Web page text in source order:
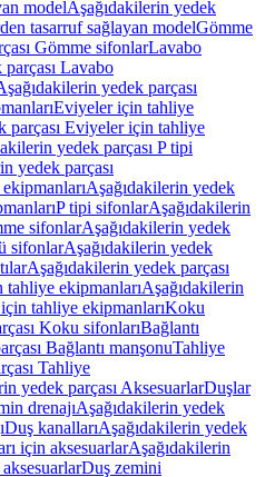
modelAşağıdakilerin yedek
tasarruf sağlayan modelGömme
Gömme sifonlarLavabo
Lavabo
yedek parçası
Eviyeler için tahliye
parçası Eviyeler için tahliye
yedek parçası P tipi
yedek parçası
Aşağıdakilerin yedek
P tipi sifonlarAşağıdakilerin
sifonlarAşağıdakilerin yedek
sifonlarAşağıdakilerin yedek
Aşağıdakilerin yedek parçası
tahliye ekipmanlarıAşağıdakilerin
tahliye ekipmanlarıKoku
Koku sifonlarıBağlantı
Bağlantı manşonuTahliye
Tahliye
yedek parçası AksesuarlarDuşlar
drenajıAşağıdakilerin yedek
Duş kanallarıAşağıdakilerin yedek
için aksesuarlarAşağıdakilerin
Duş zemini